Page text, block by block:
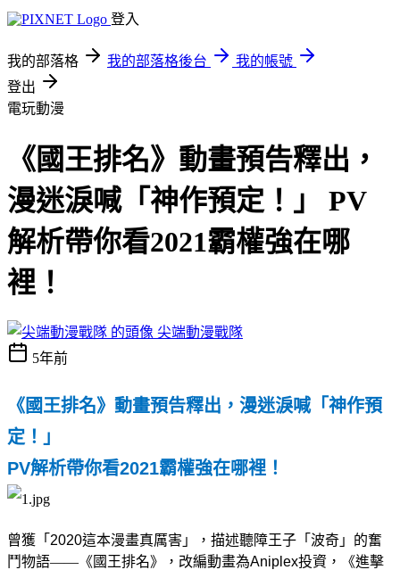
登入
我的部落格 我的部落格後台
我的帳號
登出
電玩動漫
《國王排名》動畫預告釋出，
漫迷淚喊「神作預定！」 PV
解析帶你看2021霸權強在哪
裡！
尖端動漫戰隊
5年前
《國王排名》動畫預告釋出，漫迷淚喊「神作預
定！」
PV解析帶你看2021霸權強在哪裡！
曾獲「 2020這本漫畫真厲害」，描述聽障王子「波奇」的奮
鬥物語——《國王排名》，改編動畫為Aniplex投資，《進擊